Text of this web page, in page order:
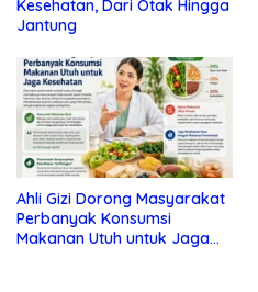
Kesehatan, Dari Otak Hingga
Jantung
Ahli Gizi Dorong Masyarakat
Perbanyak Konsumsi
Makanan Utuh untuk Jaga